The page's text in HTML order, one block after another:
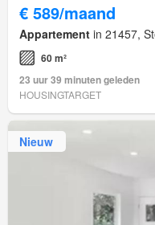
€ 589/maand
Appartement in 21457,
60 m²
23 uur 39 minuten geleden
HOUSINGTARGET
Nieuw